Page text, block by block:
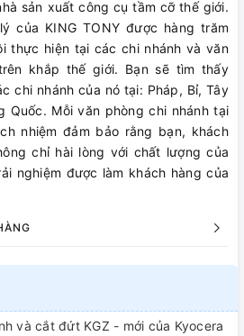
sản xuất công cụ tầm cỡ thế giới.
của KING TONY được hàng trăm
thực hiện tại các chi nhánh và văn
khắp thế giới. Bạn sẽ tìm thấy
chi nhánh của nó tại: Pháp, Bỉ, Tây
Quốc. Mỗi văn phòng chi nhánh tại
nhiệm đảm bảo rằng bạn, khách
chỉ hài lòng với chất lượng của
nghiệm được làm khách hàng của
và cắt đứt KGZ - mới của Kyocera